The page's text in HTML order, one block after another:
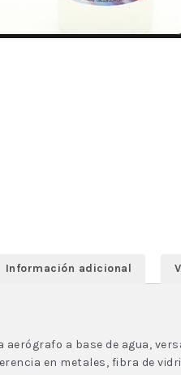
Información adicional
aerógrafo a base de agua,
en metales, fibra de